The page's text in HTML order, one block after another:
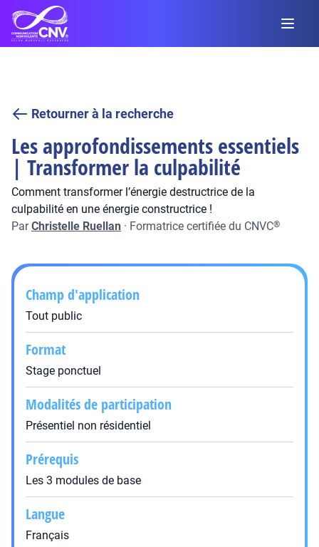
Retourner à la recherche
Les approfondissements essentiels
| Transformer la culpabilité
Comment transformer l’énergie destructrice de la
culpabilité en une énergie constructrice !
ParChristelle Ruellan · Formatrice certifiée du CNVC®
Champ d'application
Tout public
Format
Stage ponctuel
Modalités de participation
Présentiel non résidentiel
Prérequis
Les 3 modules de base
Langue
Français